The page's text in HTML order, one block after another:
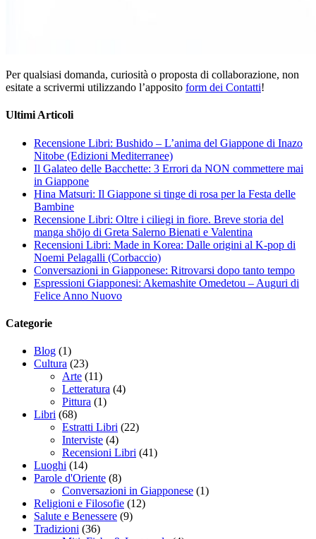
Per qualsiasi domanda, curiosità o proposta di collaborazione, non
esitate a scrivermi utilizzando l’apposito form dei Contatti!
Ultimi Articoli
Recensione Libri: Bushido – L’anima del Giappone di Inazo
Nitobe (Edizioni Mediterranee)
Il Galateo delle Bacchette: 3 Errori da NON commettere mai
in Giappone
Hina Matsuri: Il Giappone si tinge di rosa per la Festa delle
Bambine
Recensione Libri: Oltre i ciliegi in fiore. Breve storia del
manga shōjo di Greta Salerno Bienati e Valentina
Recensioni Libri: Made in Korea: Dalle origini al K-pop di
Noemi Pelagalli (Corbaccio)
Conversazioni in Giapponese: Ritrovarsi dopo tanto tempo
Espressioni Giapponesi: Akemashite Omedetou – Auguri di
Felice Anno Nuovo
Categorie
Blog (1)
Cultura (23)
Arte (11)
Letteratura (4)
Pittura (1)
Libri (68)
Estratti Libri (22)
Interviste (4)
Recensioni Libri (41)
Luoghi (14)
Parole d'Oriente (8)
Conversazioni in Giapponese (1)
Religioni e Filosofie (12)
Salute e Benessere (9)
Tradizioni (36)